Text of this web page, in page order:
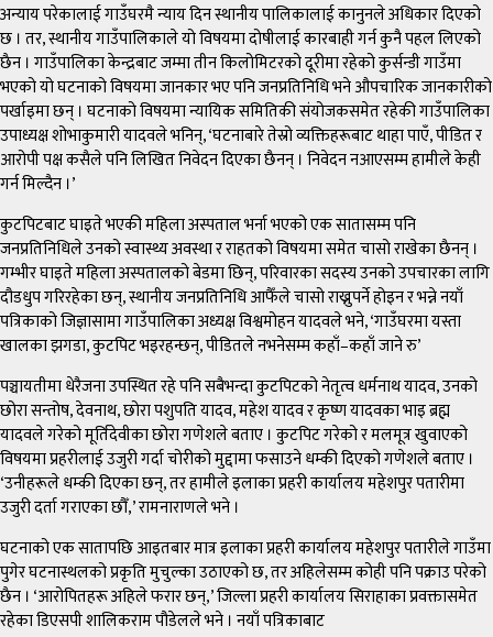
अन्याय परेकालाई गाउँघरमै न्याय दिन स्थानीय पालिकालाई कानुनले अधिकार दिएको
छ । तर, स्थानीय गाउँपालिकाले यो विषयमा दोषीलाई कारबाही गर्न कुनै पहल लिएको
छैन । गाउँपालिका केन्द्रबाट जम्मा तीन किलोमिटरको दूरीमा रहेको कुर्सन्डी गाउँमा
भएको यो घटनाको विषयमा जानकार भए पनि जनप्रतिनिधि भने औपचारिक जानकारीको
पर्खाइमा छन् । घटनाको विषयमा न्यायिक समितिकी संयोजकसमेत रहेकी गाउँपालिका
उपाध्यक्ष शोभाकुमारी यादवले भनिन्, ‘घटनाबारे तेस्रो व्यक्तिहरूबाट थाहा पाएँ, पीडित र
आरोपी पक्ष कसैले पनि लिखित निवेदन दिएका छैनन् । निवेदन नआएसम्म हामीले केही
गर्न मिल्दैन ।’
कुटपिटबाट घाइते भएकी महिला अस्पताल भर्ना भएको एक सातासम्म पनि
जनप्रतिनिधिले उनको स्वास्थ्य अवस्था र राहतको विषयमा समेत चासो राखेका छैनन् ।
गम्भीर घाइते महिला अस्पतालको बेडमा छिन्, परिवारका सदस्य उनको उपचारका लागि
दौडधुप गरिरहेका छन्, स्थानीय जनप्रतिनिधि आफैँले चासो राख्नुपर्ने होइन र भन्ने नयाँ
पत्रिकाको जिज्ञासामा गाउँपालिका अध्यक्ष विश्वमोहन यादवले भने, ‘गाउँघरमा यस्ता
खालका झगडा, कुटपिट भइरहन्छन्, पीडितले नभनेसम्म कहाँ–कहाँ जाने रु’
पञ्चायतीमा धेरैजना उपस्थित रहे पनि सबैभन्दा कुटपिटको नेतृत्व धर्मनाथ यादव, उनको
छोरा सन्तोष, देवनाथ, छोरा पशुपति यादव, महेश यादव र कृष्ण यादवका भाइ ब्रह्म
यादवले गरेको मूर्तिदेवीका छोरा गणेशले बताए । कुटपिट गरेको र मलमूत्र खुवाएको
विषयमा प्रहरीलाई उजुरी गर्दा चोरीको मुद्दामा फसाउने धम्की दिएको गणेशले बताए ।
‘उनीहरूले धम्की दिएका छन्, तर हामीले इलाका प्रहरी कार्यालय महेशपुर पतारीमा
उजुरी दर्ता गराएका छौँ,’ रामनाराणले भने ।
घटनाको एक सातापछि आइतबार मात्र इलाका प्रहरी कार्यालय महेशपुर पतारीले गाउँमा
पुगेर घटनास्थलको प्रकृति मुचुल्का उठाएको छ, तर अहिलेसम्म कोही पनि पक्राउ परेको
छैन । ‘आरोपितहरू अहिले फरार छन्,’ जिल्ला प्रहरी कार्यालय सिराहाका प्रवक्तासमेत
रहेका डिएसपी शालिकराम पौडेलले भने । नयाँ पत्रिकाबाट